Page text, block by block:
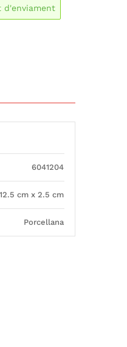
d'enviament
6041204
cm x 2.5 cm
Porcellana